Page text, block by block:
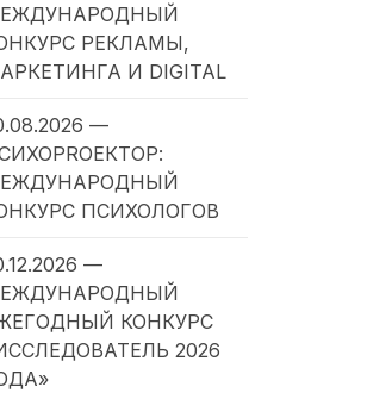
РЕКЛАМЫ,
И DIGITAL
—
ПСИХОЛОГОВ
—
КОНКУРС
2026